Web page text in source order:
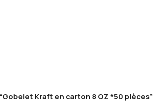
Kraft en carton 8 OZ *50 pièces”